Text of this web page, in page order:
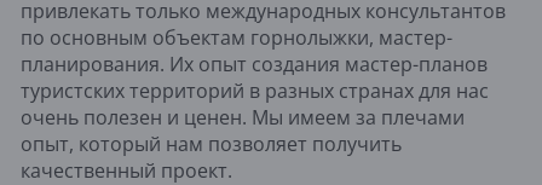
привлекать только международных консультантов
по основным объектам горнолыжки, мастер-
планирования. Их опыт создания мастер-планов
туристских территорий в разных странах для нас
очень полезен и ценен. Мы имеем за плечами
опыт, который нам позволяет получить
качественный проект.